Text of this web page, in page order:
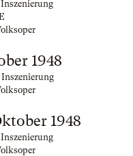
1948
1948